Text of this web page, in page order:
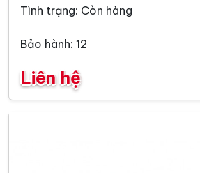
Tình trạng: Còn hàng
Bảo hành: 12
Liên hệ